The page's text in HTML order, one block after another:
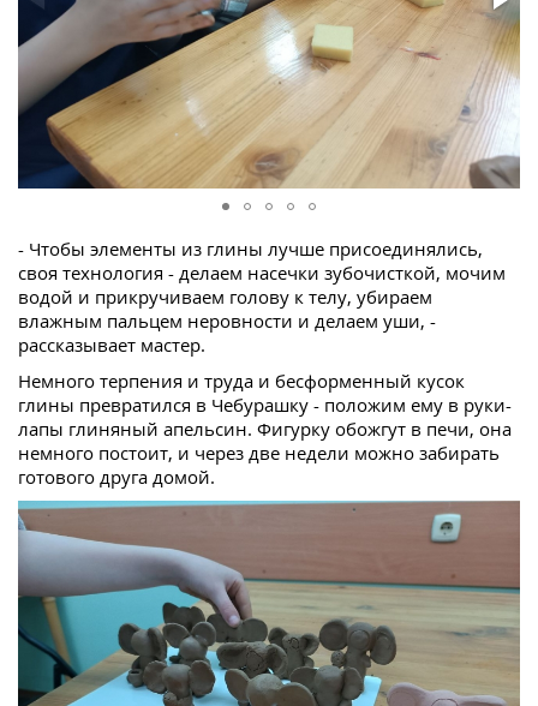
- Чтобы элементы из глины лучше присоединялись,
своя технология - делаем насечки зубочисткой, мочим
водой и прикручиваем голову к телу, убираем
влажным пальцем неровности и делаем уши, -
рассказывает мастер.
Немного терпения и труда и бесформенный кусок
глины превратился в Чебурашку - положим ему в руки-
лапы глиняный апельсин. Фигурку обожгут в печи, она
немного постоит, и через две недели можно забирать
готового друга домой.